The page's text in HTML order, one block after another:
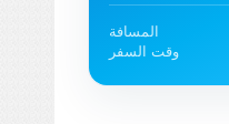
المسافة
وقت السفر